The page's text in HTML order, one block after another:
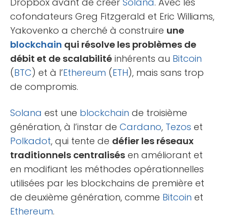
cofondateurs Greg Fitzgerald et Eric Williams,
Yakovenko a cherché à construire une
blockchain qui résolve les problèmes de
débit et de scalabilité inhérents au Bitcoin
(BTC) et à l’Ethereum (ETH), mais sans trop
de compromis.
Solana est une blockchain de troisième
génération, à l’instar de Cardano, Tezos et
Polkadot, qui tente de défier les réseaux
traditionnels centralisés en améliorant et
en modifiant les méthodes opérationnelles
utilisées par les blockchains de première et
de deuxième génération, comme Bitcoin et
Ethereum.